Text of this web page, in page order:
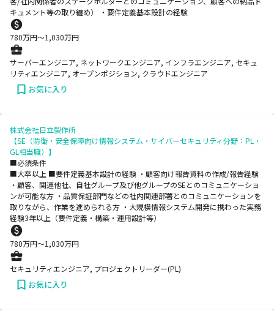
キュメント等の取り纏め） ・要件定義基本設計の経験
780万円〜1,030万円
サーバーエンジニア, ネットワークエンジニア, インフラエンジニア, セキュ
リティエンジニア, オープンポジション, クラウドエンジニア
お気に入り
株式会社日立製作所
【SE（防衛・安全保障向け情報システム・サイバーセキュリティ分野：PL・
GL相当職）】
■必須条件
■大卒以上 ■要件定義基本設計の経験 ・顧客向け報告資料の作成/報告経験
・顧客、関連他社、自社グループ及び他グループのSEとのコミュニケーショ
ンが可能な方 ・品質保証部門などの社内関連部署とのコミュニケーションを
取りながら、作業を進められる方 ・大規模情報システム開発に携わった実務
経験3年以上（要件定義・構築・運用設計等）
780万円〜1,030万円
セキュリティエンジニア, プロジェクトリーダー(PL)
お気に入り